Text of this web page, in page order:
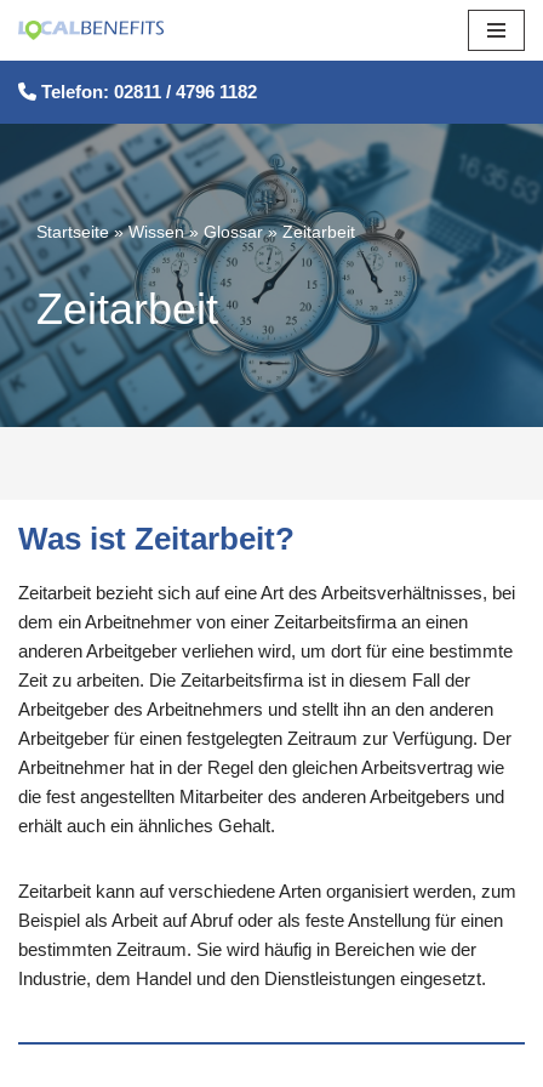
Zum
Inhalt
springen
Telefon: 02811 / 4796 1182
Startseite»Wissen» Glossar»Zeitarbeit
Zeitarbeit
Was ist Zeitarbeit?
Zeitarbeit bezieht sich auf eine Art des Arbeitsverhältnisses, bei
dem ein Arbeitnehmer von einer Zeitarbeitsfirma an einen
anderen Arbeitgeber verliehen wird, um dort für eine bestimmte
Zeit zu arbeiten. Die Zeitarbeitsfirma ist in diesem Fall der
Arbeitgeber des Arbeitnehmers und stellt ihn an den anderen
Arbeitgeber für einen festgelegten Zeitraum zur Verfügung. Der
Arbeitnehmer hat in der Regel den gleichen Arbeitsvertrag wie
die fest angestellten Mitarbeiter des anderen Arbeitgebers und
erhält auch ein ähnliches Gehalt.
Zeitarbeit kann auf verschiedene Arten organisiert werden, zum
Beispiel als Arbeit auf Abruf oder als feste Anstellung für einen
bestimmten Zeitraum. Sie wird häufig in Bereichen wie der
Industrie, dem Handel und den Dienstleistungen eingesetzt.